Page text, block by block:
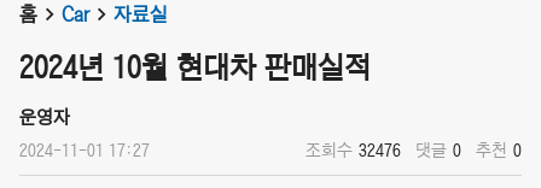
홈 Car 자료실
2024년 10월 현대차 판매실적
운영자
2024-11-01 17:27 조회수 32476 댓글 0 추천 0